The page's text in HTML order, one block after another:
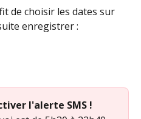
de choisir les dates sur
enregistrer :
l'alerte SMS !